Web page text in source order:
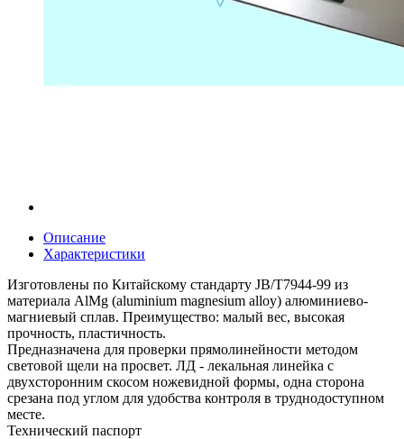
Описание
Характеристики
Изготовлены по Китайскому стандарту JB/T7944-99 из
материала AlMg (aluminium magnesium alloy) алюминиево-
магниевый сплав. Преимущество: малый вес, высокая
прочность, пластичность.
Предназначена для проверки прямолинейности методом
световой щели на просвет. ЛД - лекальная линейка с
двухсторонним скосом ножевидной формы, одна сторона
срезана под углом для удобства контроля в труднодоступном
месте.
Технический паспорт